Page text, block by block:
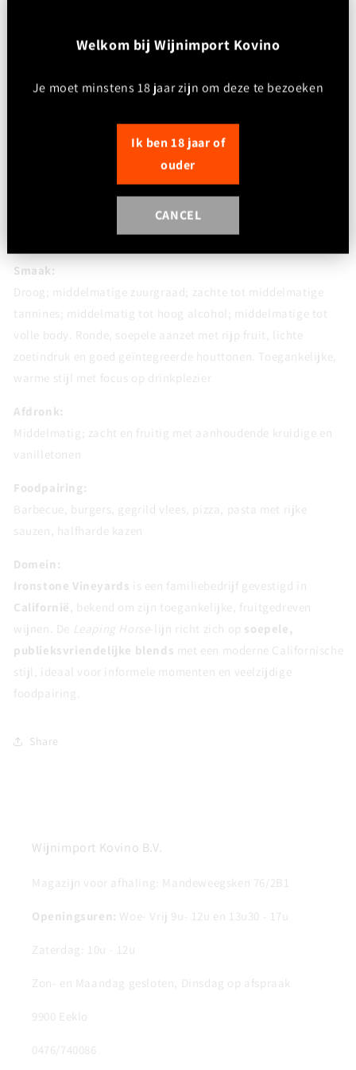
(samenstelling kan licht variëren per oogstjaar)
Diep robijnrood tot paarsrood; middelmatige tot hoge
Neus (intensiteit: middel+):
Rijp en fruitgedreven met aroma’s van rood en donker fruit
(kers, pruim, braam), aangevuld met tonen van vanille, zoete
specerijen en een lichte toast door houtinvloed. Subtiele
kruidigheid en een hint van chocolade
Smaak:
Droog; middelmatige zuurgraad; zachte tot middelmatige
tannines; middelmatig tot hoog alcohol; middelmatige tot
volle body. Ronde, soepele aanzet met rijp fruit, lichte
zoetindruk en goed geïntegreerde houttonen. Toegankelijke,
warme stijl met focus op drinkplezier
Afdronk:
Middelmatig; zacht en fruitig met aanhoudende kruidige en
vanilletonen
Foodpairing:
Barbecue, burgers, gegrild vlees, pizza, pasta met rijke
sauzen, halfharde kazen
Domein:
Ironstone Vineyards is een familiebedrijf gevestigd in
Californië , bekend om zijn toegankelijke, fruitgedreven
wijnen. De
Leaping Horse-lijn richt zich op soepele,
publieksvriendelijke blends met een moderne Californische
stijl, ideaal voor informele momenten en veelzijdige
foodpairing.
Share
Wijnimport Kovino B.V.
Magazijn voor afhaling: Mandeweegsken 76/2B1
Openingsuren: Woe- Vrij 9u- 12u en 13u30 - 17u
Zaterdag: 10u - 12u
Zon- en Maandag gesloten, Dinsdag op afspraak
9900 Eeklo
0476/740086
Welkom bij Wijnimport Kovino
Je moet minstens 18 jaar zijn om deze te bezoeken
Ik ben 18 jaar of
ouder
CANCEL